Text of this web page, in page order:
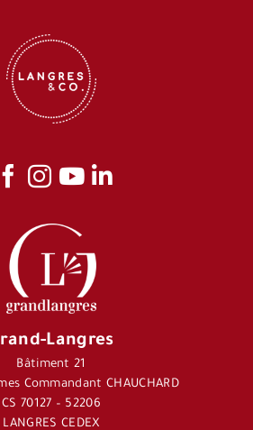
Langres
Bâtiment 21
Commandant CHAUCHARD
CS 70127 – 52206
LANGRES CEDEX